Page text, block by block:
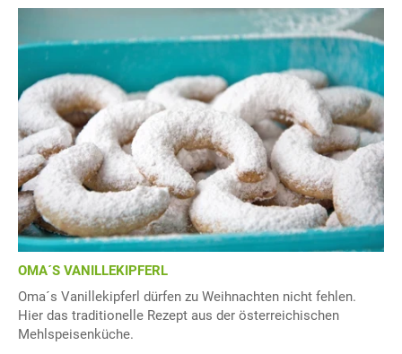
OMA´S VANILLEKIPFERL
Oma´s Vanillekipferl dürfen zu Weihnachten nicht fehlen.
Hier das traditionelle Rezept aus der österreichischen
Mehlspeisenküche.